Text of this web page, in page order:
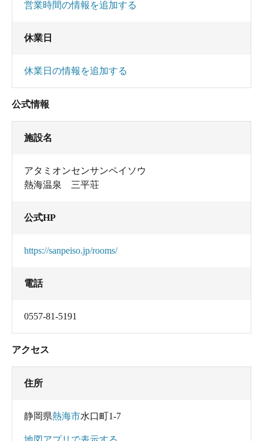
営業時間の情報を追加する
休業日
休業日の情報を追加する
公式情報
施設名
アタミオンセンサンペイソウ
熱海温泉 三平荘
公式HP
https://sanpeiso.jp/rooms/
電話
0557-81-5191
アクセス
住所
静岡県熱海市水口町1-7